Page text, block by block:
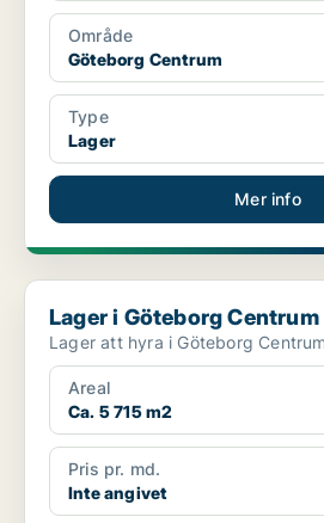
Område
Göteborg Centrum
Type
Lager
Mer info
Lager i Göteborg Centrum
Lager i Göteborg Centrum
Lager att hyra i Göteborg Centrum
Areal
Ca. 5 715 m2
Pris pr. md.
Inte angivet